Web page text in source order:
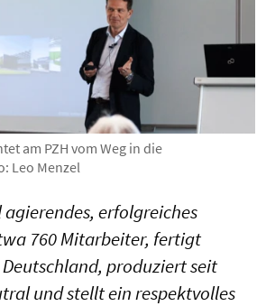
am PZH vom Weg in die
Leo Menzel
erfolgreiches
760 Mitarbeiter, fertigt
produziert seit
und stellt ein respektvolles